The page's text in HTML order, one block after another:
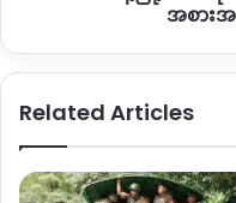
အစား
Related Articles